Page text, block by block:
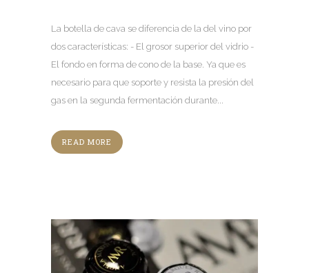
La botella de cava se diferencia de la del vino por
dos características: - El grosor superior del vidrio -
El fondo en forma de cono de la base. Ya que es
necesario para que soporte y resista la presión del
gas en la segunda fermentación durante...
READ MORE